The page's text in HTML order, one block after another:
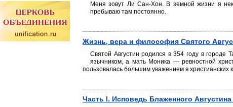
Меня зовут Ли Сан-Хон. В земной жизни я
пребываю там постоянно.
Жизнь, вера и философия Святого
Святой Августин родился в 354 году в
язычником, а мать Моника — ревностной
пользовалась большим уважением в христианских
Часть I. Исповедь Блаженного